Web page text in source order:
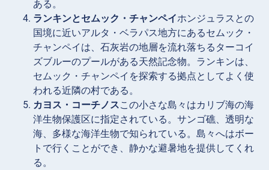
ある。
ランキンとセムック・チャンペイホンジュラスとの
国境に近いアルタ・ベラパス地方にあるセムック・
チャンペイは、石灰岩の地層を流れ落ちるターコイ
ズブルーのプールがある天然記念物。ランキンは、
セムック・チャンペイを探索する拠点としてよく使
われる近隣の村である。
カヨス・コーチノスこの小さな島々はカリブ海の海
洋生物保護区に指定されている。サンゴ礁、透明な
海、多様な海洋生物で知られている。島々へはボー
トで行くことができ、静かな避暑地を提供してくれ
る。